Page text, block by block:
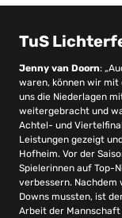
TuS
Jenny van Doorn:
waren, können wir mit
uns die Niederlagen
weitergebracht und
Achtel- und
Leistungen gezeigt
Hofheim. Vor der
Spielerinnen auf Top-
verbessern. Nachdem
Downs mussten, ist
Arbeit der Mannschaft